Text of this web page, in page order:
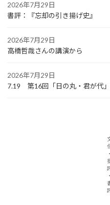
2026年7月29日
書評：『忘却の引き揚げ史』
2026年7月29日
高橋哲哉さんの講演から
2026年7月29日
7.19 第16回「日の丸・君が代
・
・